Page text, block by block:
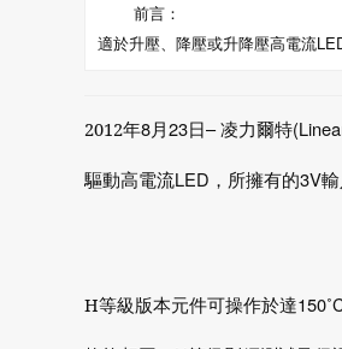
前言：
適於升壓、降壓或升降壓高電流
2012年8月23日–凌力爾特
驅動高電流LED ，所擁有的3V
H等級版本元件可操作於達